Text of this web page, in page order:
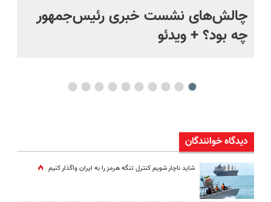
چالش‌های نشست خبری رئیس‌جمهور
چه بود؟ + ویدئو
دیدگاه خوانندگان
شاید ناچار شویم کنترل تنگه هرمز را به ایران واگذار کنیم